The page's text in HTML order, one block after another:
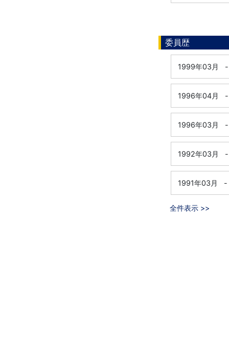
委員歴
1999年03月 -
1996年04月 -
1996年03月 -
1992年03月 -
1991年03月 -
全件表示 >>